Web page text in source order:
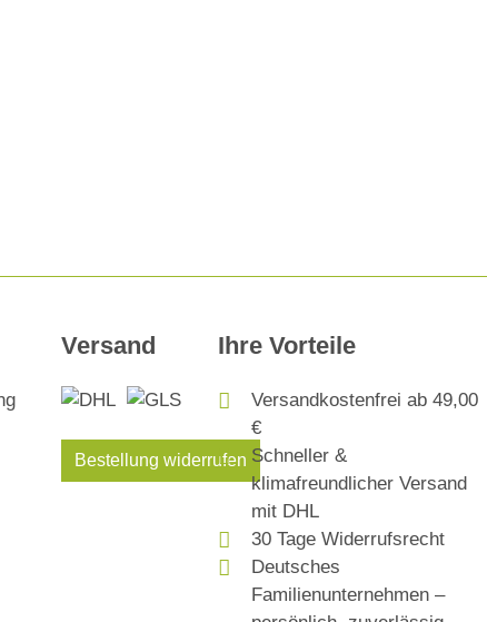
Versand
Bestellung widerrufen
Ihre Vorteile
Versandkostenfrei ab 49,00
€
Schneller &
klimafreundlicher Versand
mit DHL
30 Tage Widerrufsrecht
Deutsches
Familienunternehmen –